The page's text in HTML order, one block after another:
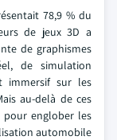
78,9 % du
de jeux 3D a
de graphismes
de simulation
immersif sur les
au-delà de ces
pour englober les
automobile